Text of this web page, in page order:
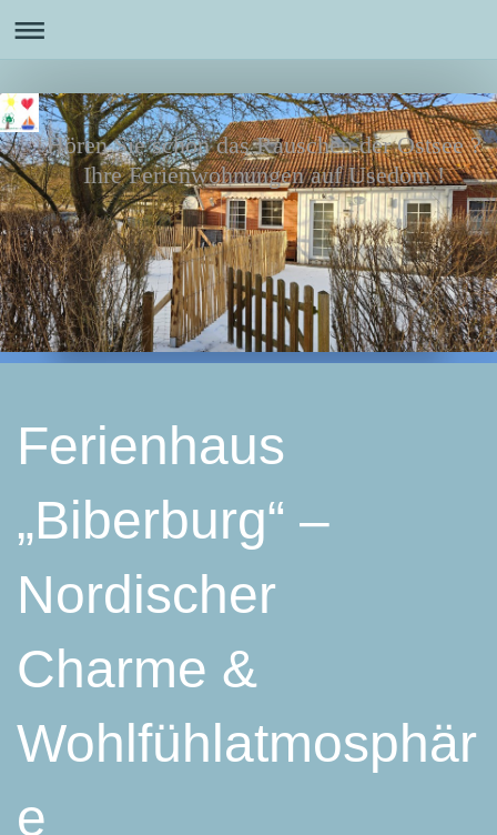
Hören Sie schon das Rauschen der Ostsee ?
Ihre Ferienwohnungen auf Usedom !
Ferienhaus
„Biberburg“ –
Nordischer
Charme &
Wohlfühlatmosphär
e